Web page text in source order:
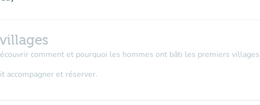
comment et pourquoi les hommes ont bâti les premiers
accompagner et réserver.